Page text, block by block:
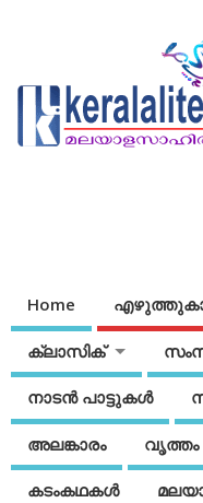
Home
ക്ലാസിക്
നാടന്‍ പാട്ടുകള്‍
അലങ്കാരം വൃത്തം
കടംകഥകള്‍